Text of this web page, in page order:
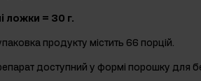
ложки = 30 г.
продукту містить 66 порцій.
доступний у формі порошку для